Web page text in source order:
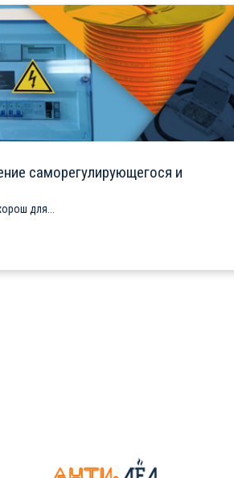
саморегулирующегося и
для...